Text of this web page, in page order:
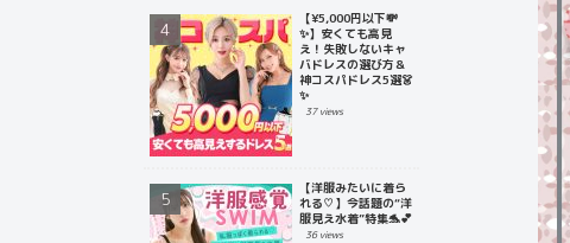
【¥5,000円以下💸
✨】安くても高見
え！失敗しないキャ
バドレスの選び方＆
神コスパドレス5選👗
✨
37 views
【洋服みたいに着ら
れる♡】今話題の“洋
服見え水着”特集🐬💕
36 views